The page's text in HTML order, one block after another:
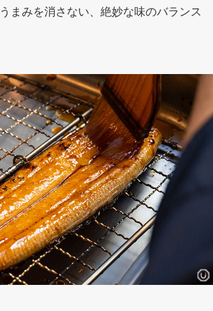
まみを消さない、絶妙な味のバランス